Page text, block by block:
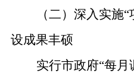
（二）深入实施“
设成果丰硕
实行市政府“每月